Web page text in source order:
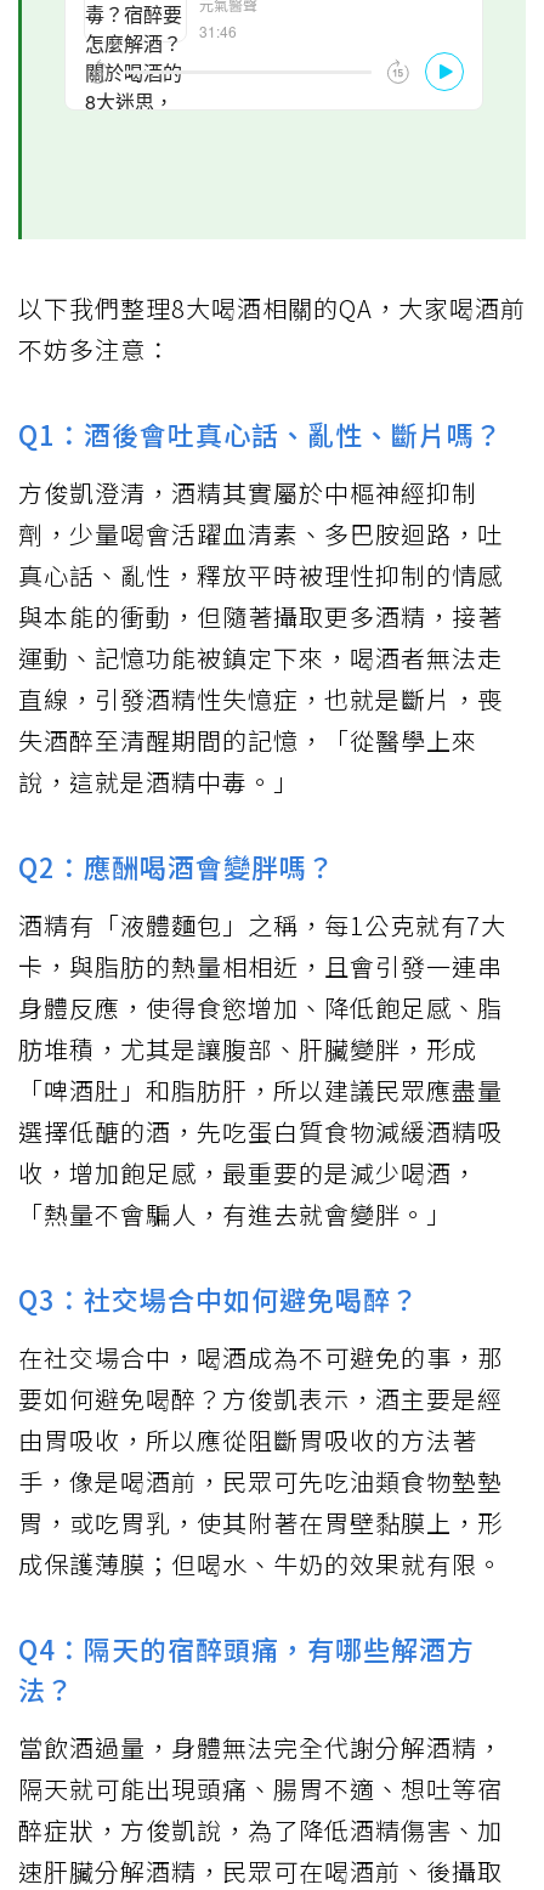
以下我們整理8大喝酒相關的QA，大家喝酒前
不妨多注意：
Q1：酒後會吐真心話、亂性、斷片嗎？
方俊凱澄清，酒精其實屬於中樞神經抑制
劑，少量喝會活躍血清素、多巴胺迴路，吐
真心話、亂性，釋放平時被理性抑制的情感
與本能的衝動，但隨著攝取更多酒精，接著
運動、記憶功能被鎮定下來，喝酒者無法走
直線，引發酒精性失憶症，也就是斷片，喪
失酒醉至清醒期間的記憶，「從醫學上來
說，這就是酒精中毒。」
Q2：應酬喝酒會變胖嗎？
酒精有「液體麵包」之稱，每1公克就有7大
卡，與脂肪的熱量相相近，且會引發一連串
身體反應，使得食慾增加、降低飽足感、脂
肪堆積，尤其是讓腹部、肝臟變胖，形成
「啤酒肚」和脂肪肝，所以建議民眾應盡量
選擇低醣的酒，先吃蛋白質食物減緩酒精吸
收，增加飽足感，最重要的是減少喝酒，
「熱量不會騙人，有進去就會變胖。」
Q3：社交場合中如何避免喝醉？
在社交場合中，喝酒成為不可避免的事，那
要如何避免喝醉？方俊凱表示，酒主要是經
由胃吸收，所以應從阻斷胃吸收的方法著
手，像是喝酒前，民眾可先吃油類食物墊墊
胃，或吃胃乳，使其附著在胃壁黏膜上，形
成保護薄膜；但喝水、牛奶的效果就有限。
Q4：隔天的宿醉頭痛，有哪些解酒方
法？
當飲酒過量，身體無法完全代謝分解酒精，
隔天就可能出現頭痛、腸胃不適、想吐等宿
醉症狀，方俊凱說，為了降低酒精傷害、加
速肝臟分解酒精，民眾可在喝酒前、後攝取